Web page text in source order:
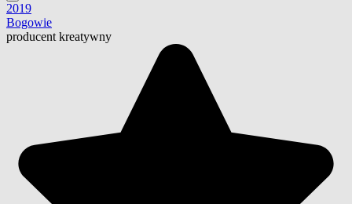
2019
Bogowie
producent kreatywny